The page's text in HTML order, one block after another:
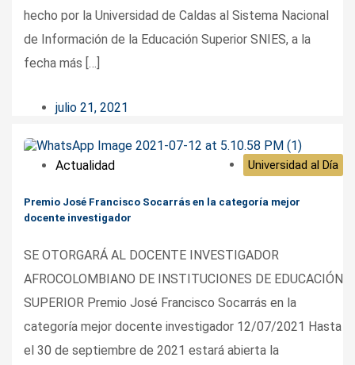
hecho por la Universidad de Caldas al Sistema Nacional
de Información de la Educación Superior SNIES, a la
fecha más […]
julio 21, 2021
Actualidad Universidad al Día
Premio José Francisco Socarrás en la categoría mejor
docente investigador
SE OTORGARÁ AL DOCENTE INVESTIGADOR
AFROCOLOMBIANO DE INSTITUCIONES DE EDUCACIÓN
SUPERIOR Premio José Francisco Socarrás en la
categoría mejor docente investigador 12/07/2021 Hasta
el 30 de septiembre de 2021 estará abierta la